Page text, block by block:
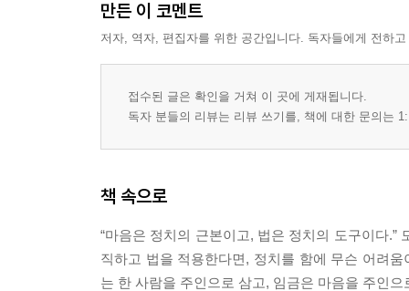
책문 속으로: 광해군 죽이기
12장 지도자의 리더십
책문: 지금 가장 시급한 나랏일은 무엇인가?(광해
대책: 나라의 병은 왕, 바로 당신에게 있습니다(임
책문: 섣달 그믐밤의 서글픔, 그 까닭은 무엇인가?(
대책: 인생은 부싯돌의 불처럼 짧습니다(이명한)
책문 속으로: 섣달 그믐밤의 슬픔
만든 이 코멘트
저자, 역자, 편집자를 위한 공간입니다. 독자들에게 전하
접수된 글은 확인을 거쳐 이 곳에 게재됩니다.
독자 분들의 리뷰는 리뷰 쓰기를, 책에 대한 문의는
책 속으로
“마음은 정치의 근본이고, 법은 정치의 도구이다
직하고 법을 적용한다면, 정치를 함에 무슨 어려
는 한 사람을 주인으로 삼고, 임금은 마음을 주인